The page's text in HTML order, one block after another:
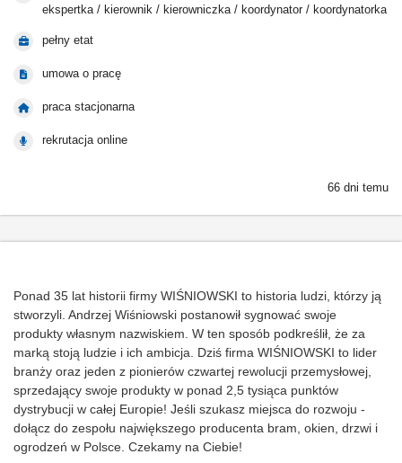
ekspertka / kierownik / kierowniczka / koordynator / koordynatorka
pełny etat
umowa o pracę
praca stacjonarna
rekrutacja online
66 dni temu
Ponad 35 lat historii firmy WIŚNIOWSKI to historia ludzi, którzy ją
stworzyli. Andrzej Wiśniowski postanowił sygnować swoje
produkty własnym nazwiskiem. W ten sposób podkreślił, że za
marką stoją ludzie i ich ambicja. Dziś firma WIŚNIOWSKI to lider
branży oraz jeden z pionierów czwartej rewolucji przemysłowej,
sprzedający swoje produkty w ponad 2,5 tysiąca punktów
dystrybucji w całej Europie! Jeśli szukasz miejsca do rozwoju -
dołącz do zespołu największego producenta bram, okien, drzwi i
ogrodzeń w Polsce. Czekamy na Ciebie!